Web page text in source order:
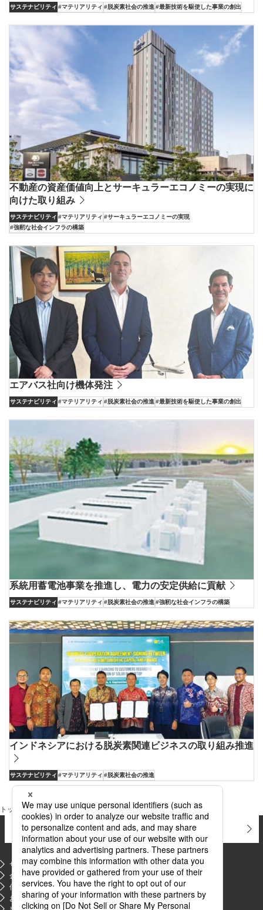
サステナビリティ #マテリアリティ #脱炭素社会の推進#最新技術を駆使した事業の創出
不動産の資産価値向上とサーキュラーエコノミーの実現に
向けた取り組み
サステナビリティ #マテリアリティ #サーキュラーエコノミーの実現
#強靭な社会インフラの構築
エアバス社向け機体発注
サステナビリティ #マテリアリティ #脱炭素社会の推進#最新技術を駆使した事業の創出
系統用蓄電池事業を推進し、電力の安定供給に貢献
サステナビリティ #マテリアリティ #脱炭素社会の推進#強靭な社会インフラの構築
インドネシアにおける脱炭素関連ビジネスの取り組み推進
サステナビリティ #マテリアリティ #脱炭素社会の推進
トップページ サステナビリティ サステナビリティトピックス
お問い合わせ よくあるご質問
サイトマップ
金融商品販売等の勧誘方針
PDFファイルが新規ウィンドウで開きます
個人情報のお取り扱いについて
お客さま本位の業務運営に関する基本方針